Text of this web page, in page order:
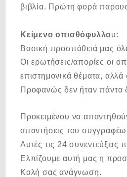
βιβλία. Πρώτη φορά
Κείμενο οπισθόφυλλου:
Βασική προσπάθειά μας
Οι ερωτήσεις/απορίες οι
επιστημονικά θέματα, αλλά
Προφανώς δεν ήταν πάντα
Προκειμένου να
απαντήσεις του
Αυτές τις 24
Ελπίζουμε αυτή μας η
Καλή σας ανάγνωση.